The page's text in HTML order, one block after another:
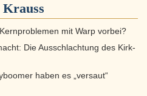
mit Warp vorbei?
Die Ausschlachtung des Kirk-
haben es „versaut“